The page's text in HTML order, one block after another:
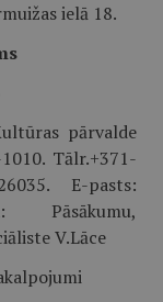
ielā 18.
pārvalde
Tālr.+371-
E-pasts:
Pāsākumu,
V.Lāce